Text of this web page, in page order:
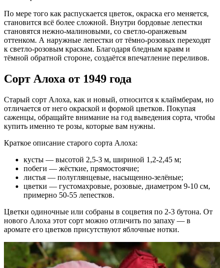
По мере того как распускается цветок, окраска его меняется,
становится всё более сложной. Внутри бордовые лепестки
становятся нежно-малиновыми, со светло-оранжевым
оттенком. А наружные лепестки от тёмно-розовых переходят
к светло-розовым краскам. Благодаря бледным краям и
тёмной обратной стороне, создаётся впечатление переливов.
Сорт Алоха от 1949 года
Старый сорт Алоха, как и новый, относится к клаймберам, но
отличается от него окраской и формой цветков. Покупая
саженцы, обращайте внимание на год выведения сорта, чтобы
купить именно те розы, которые вам нужны.
Краткое описание старого сорта Алоха:
кусты — высотой 2,5-3 м, шириной 1,2-2,45 м;
побеги — жёсткие, прямостоячие;
листья — полуглянцевые, насыщенно-зелёные;
цветки — густомахровые, розовые, диаметром 9-10 см,
примерно 50-55 лепестков.
Цветки одиночные или собраны в соцветия по 2-3 бутона. От
нового Алоха этот сорт можно отличить по запаху — в
аромате его цветков присутствуют яблочные нотки.